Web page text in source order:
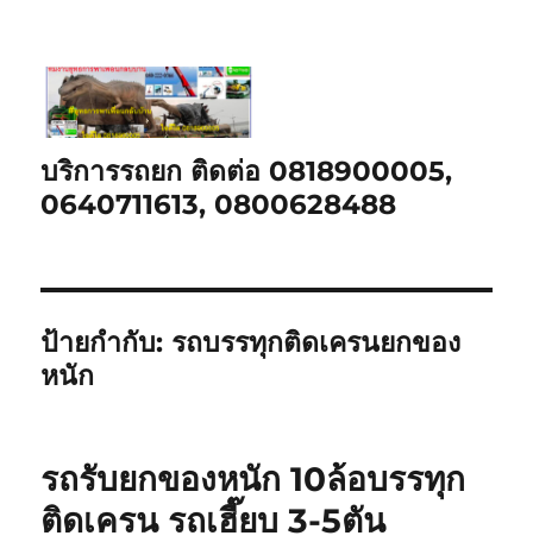
บริการรถยก ติดต่อ 0818900005,
0640711613, 0800628488
ป้ายกำกับ: รถบรรทุกติดเครนยกของ
หนัก
รถรับยกของหนัก 10ล้อบรรทุก
ติดเครน รถเฮี๊ยบ 3-5ตัน